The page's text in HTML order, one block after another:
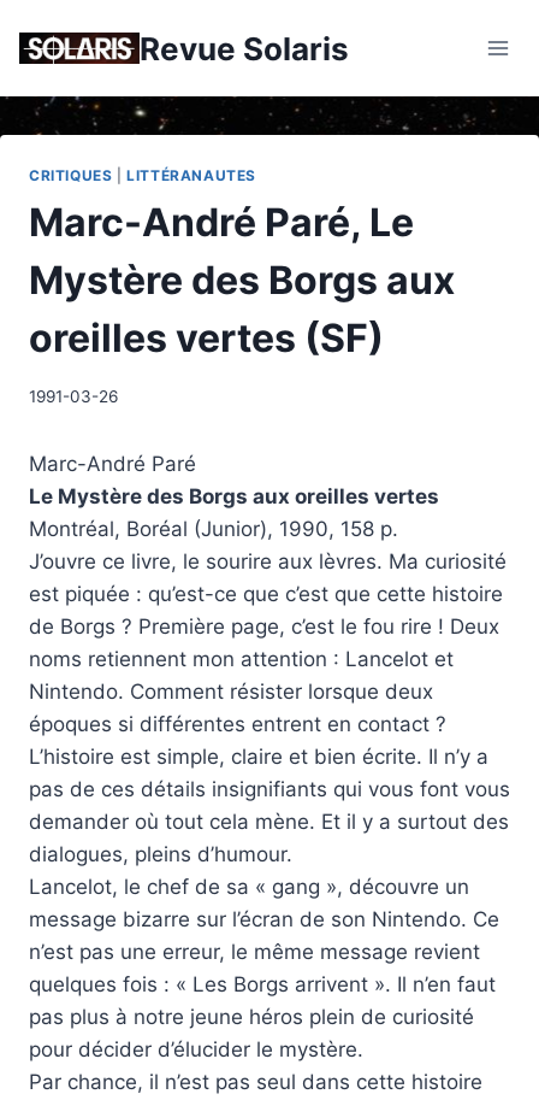
Revue Solaris
CRITIQUES |LITTÉRANAUTES
Marc-André Paré, Le
Mystère des Borgs aux
oreilles vertes (SF)
1991-03-26
Marc-André Paré
Le Mystère des Borgs aux oreilles vertes
Montréal, Boréal (Junior), 1990, 158 p.
J’ouvre ce livre, le sourire aux lèvres. Ma curiosité
est piquée : qu’est-ce que c’est que cette histoire
de Borgs ? Première page, c’est le fou rire ! Deux
noms retiennent mon attention : Lancelot et
Nintendo. Comment résister lorsque deux
époques si différentes entrent en contact ?
L’histoire est simple, claire et bien écrite. Il n’y a
pas de ces détails insignifiants qui vous font vous
demander où tout cela mène. Et il y a surtout des
dialogues, pleins d’humour.
Lancelot, le chef de sa « gang », découvre un
message bizarre sur l’écran de son Nintendo. Ce
n’est pas une erreur, le même message revient
quelques fois : « Les Borgs arrivent ». Il n’en faut
pas plus à notre jeune héros plein de curiosité
pour décider d’élucider le mystère.
Par chance, il n’est pas seul dans cette histoire